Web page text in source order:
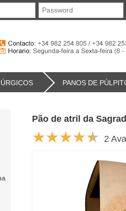
PANOS DE
Pão de atril da
2